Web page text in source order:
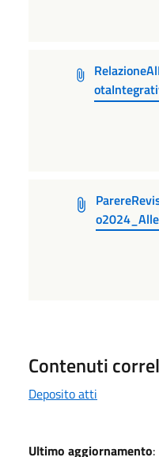
Contenuti
Deposito atti
Ultimo aggiornamento